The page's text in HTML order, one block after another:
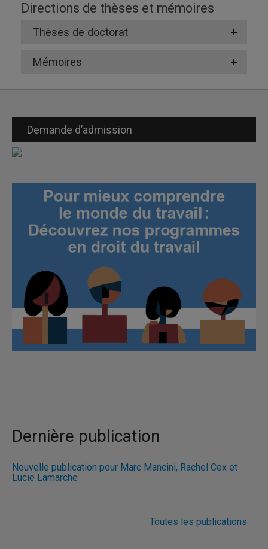
Directions de thèses et mémoires
Thèses de doctorat
Mémoires
Demande d’admission
Dernière publication
Nouvelle publication pour Marc Mancini, Rachel Cox et
Lucie Lamarche
Toutes les publications